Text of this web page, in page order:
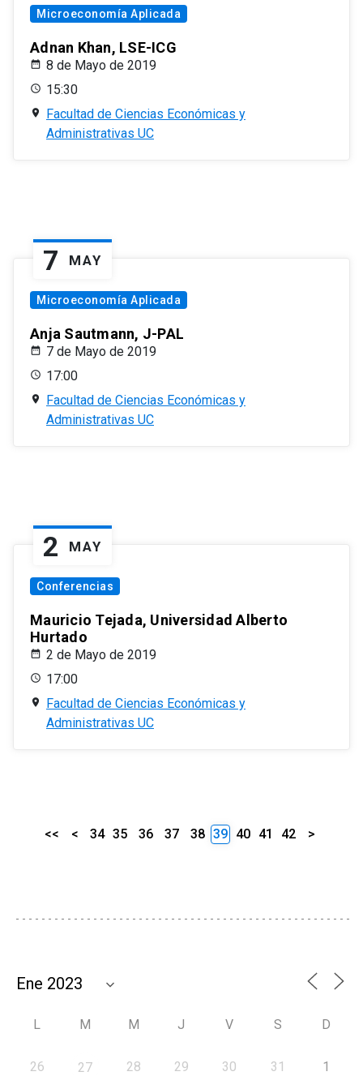
Microeconomía Aplicada
Adnan Khan, LSE-ICG
8 de Mayo de 2019
15:30
Facultad de Ciencias Económicas y
Administrativas UC
7 MAY
Microeconomía Aplicada
Anja Sautmann, J-PAL
7 de Mayo de 2019
17:00
Facultad de Ciencias Económicas y
Administrativas UC
2 MAY
Conferencias
Mauricio Tejada, Universidad Alberto
Hurtado
2 de Mayo de 2019
17:00
Facultad de Ciencias Económicas y
Administrativas UC
<< < 34 35 36 37 38 39 40 41 42 >
L M M J V S D
26 27 28 29 30 31 1